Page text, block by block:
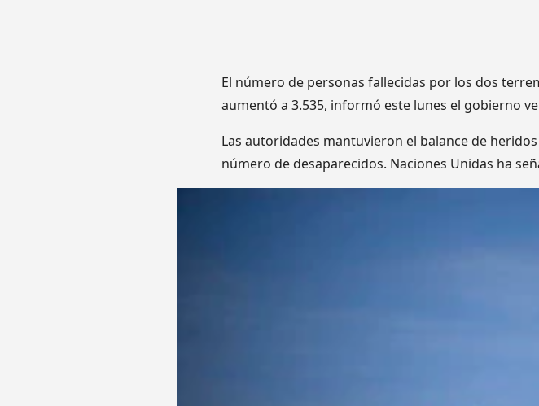
El número de personas fallecidas por los dos
aumentó a 3.535, informó este lunes el gobierno
Las autoridades mantuvieron el balance de
número de desaparecidos. Naciones Unidas ha